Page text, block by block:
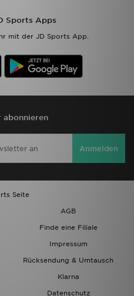
Sports Apps
mit der JD Sports App.
abonnieren
Anmelden
Seite
AGB
Finde eine Filiale
Impressum
Rücksendung & Umtausch
Klarna
Datenschutz